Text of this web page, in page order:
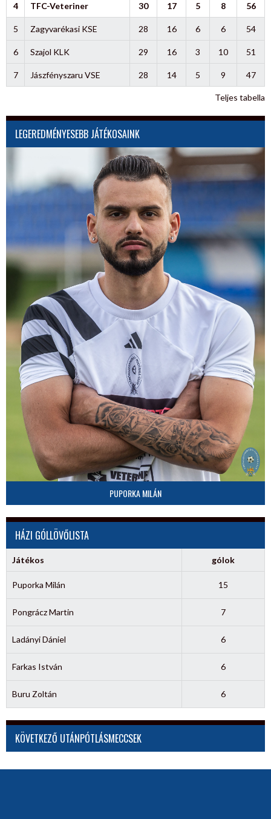
4 TFC-Veteriner 30 17 5 8 56
5 Zagyvarékasi KSE 28 16 6 6 54
6 Szajol KLK 29 16 3 10 51
7 Jászfényszaru VSE 28 14 5 9 47
Teljes tabella
LEGEREDMÉNYESEBB JÁTÉKOSAINK
PUPORKA MILÁN
HÁZI GÓLLÖVŐLISTA
Játékos gólok
Puporka Milán 15
Pongrácz Martin 7
Ladányi Dániel 6
Farkas István 6
Buru Zoltán 6
KÖVETKEZŐ UTÁNPÓTLÁSMECCSEK